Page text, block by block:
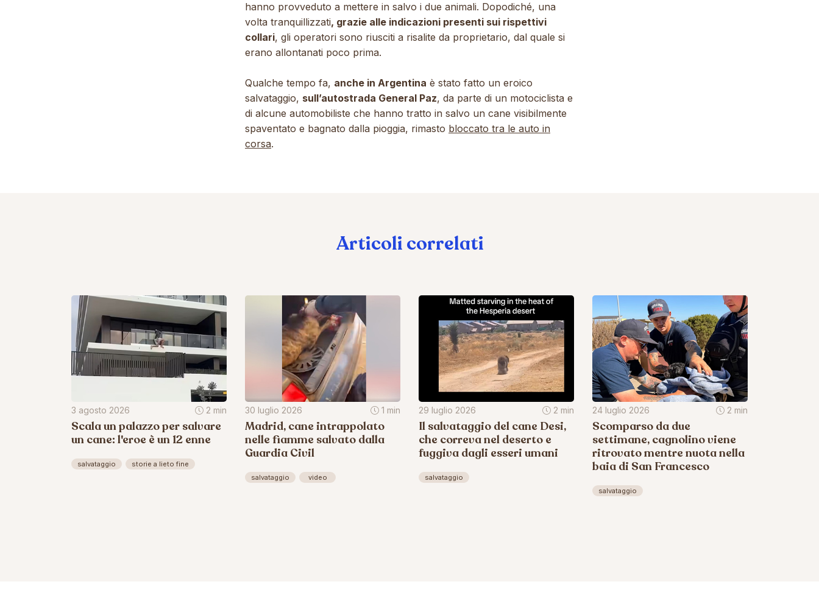
hanno provveduto a mettere in salvo i due animali. Dopodiché, una
volta tranquillizzati, grazie alle indicazioni presenti sui rispettivi
collari, gli operatori sono riusciti a risalite da proprietario, dal quale si
erano allontanati poco prima.
Qualche tempo fa, anche in Argentina è stato fatto un eroico
salvataggio, sull’autostrada General Paz, da parte di un motociclista e
di alcune automobiliste che hanno tratto in salvo un cane visibilmente
spaventato e bagnato dalla pioggia, rimasto bloccato tra le auto in
corsa.
Articoli correlati
3 agosto 2026 2 min
Scala un palazzo per salvare
un cane: l'eroe è un 12 enne
salvataggio storie a lieto fine
30 luglio 2026 1 min
Madrid, cane intrappolato
nelle fiamme salvato dalla
Guardia Civil
salvataggio video
29 luglio 2026 2 min
Il salvataggio del cane Desi,
che correva nel deserto e
fuggiva dagli esseri umani
salvataggio
24 luglio 2026 2 min
Scomparso da due
settimane, cagnolino viene
ritrovato mentre nuota nella
baia di San Francesco
salvataggio